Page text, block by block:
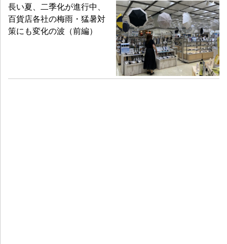
長い夏、二季化が進行中、
百貨店各社の梅雨・猛暑対
策にも変化の波（前編）